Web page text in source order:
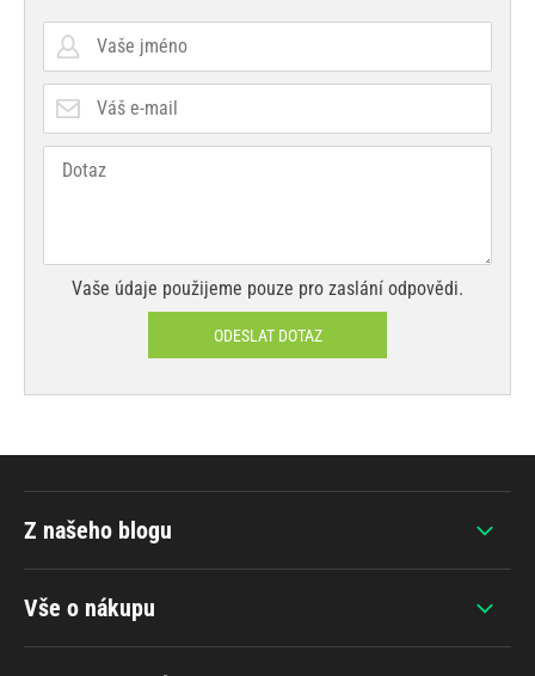
Vaše údaje použijeme pouze pro zaslání odpovědi.
ODESLAT DOTAZ
Vše o nákupu
Z našeho blogu